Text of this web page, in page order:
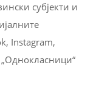
субјекти и
Instagram,